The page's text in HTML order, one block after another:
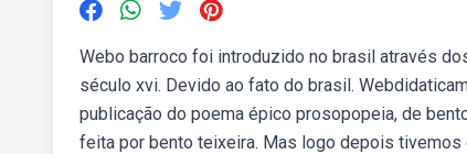
Webo barroco foi introduzido no brasil através
século xvi. Devido ao fato do brasil.
publicação do poema épico prosopopeia, de
feita por bento teixeira. Mas logo depois tivemos